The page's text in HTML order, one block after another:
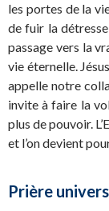
les portes de la
de fuir la
passage vers la
vie éternelle.
appelle notre
invite à faire la
plus de pouvoir.
et l’on devient
Prière